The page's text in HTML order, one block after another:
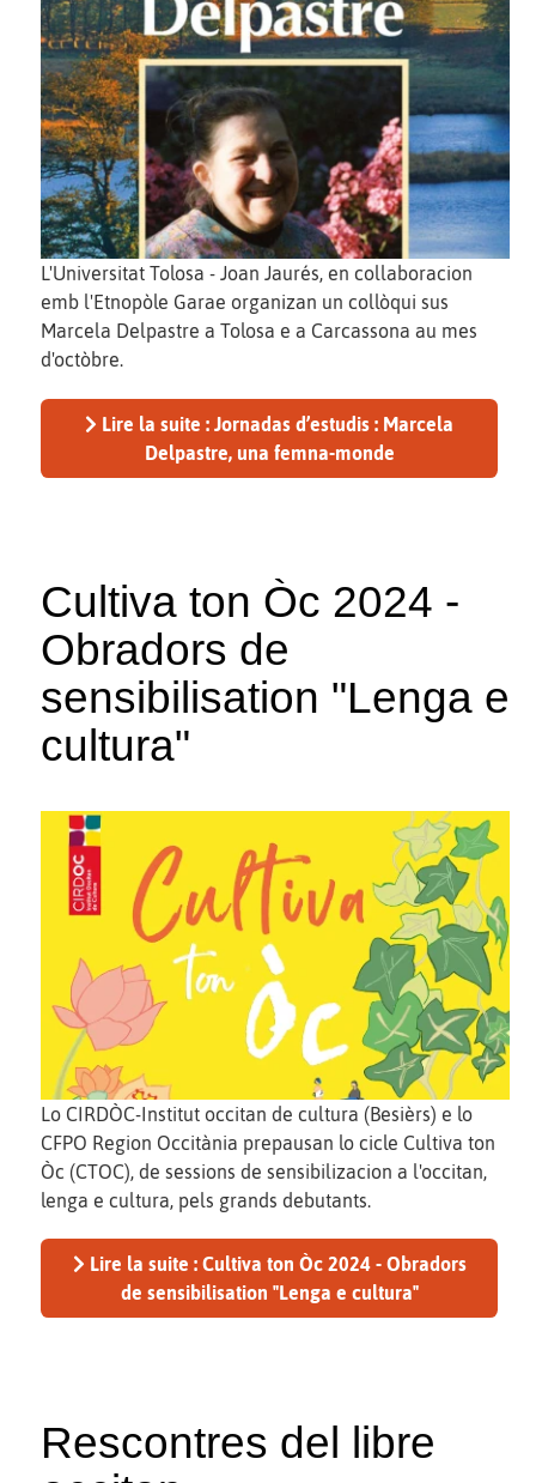
L'Universitat Tolosa - Joan Jaurés, en collaboracion
emb l'Etnopòle Garae organizan un collòqui sus
Marcela Delpastre a Tolosa e a Carcassona au mes
d'octòbre.
Lire la suite : Jornadas d’estudis : Marcela
Delpastre, una femna-monde
Cultiva ton Òc 2024 -
Obradors de
sensibilisation "Lenga e
cultura"
Lo CIRDÒC-Institut occitan de cultura (Besièrs) e lo
CFPO Region Occitània prepausan lo cicle Cultiva ton
Òc (CTOC), de sessions de sensibilizacion a l'occitan,
lenga e cultura, pels grands debutants.
Lire la suite : Cultiva ton Òc 2024 - Obradors
de sensibilisation "Lenga e cultura"
Rescontres del libre